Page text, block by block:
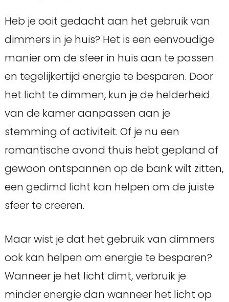
Heb je ooit gedacht aan het gebruik van
dimmers in je huis? Het is een eenvoudige
manier om de sfeer in huis aan te passen
en tegelijkertijd energie te besparen. Door
het licht te dimmen, kun je de helderheid
van de kamer aanpassen aan je
stemming of activiteit. Of je nu een
romantische avond thuis hebt gepland of
gewoon ontspannen op de bank wilt zitten,
een gedimd licht kan helpen om de juiste
sfeer te creëren.
Maar wist je dat het gebruik van dimmers
ook kan helpen om energie te besparen?
Wanneer je het licht dimt, verbruik je
minder energie dan wanneer het licht op